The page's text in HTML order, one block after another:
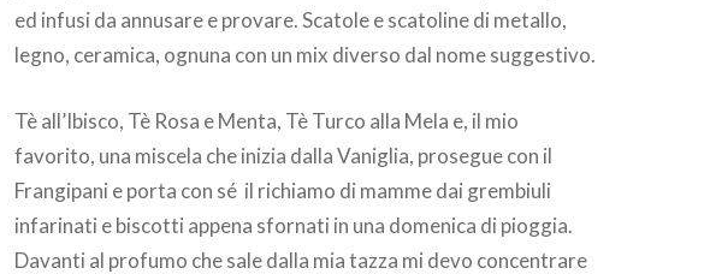
ed infusi da annusare e provare. Scatole e scatoline di metallo,
legno, ceramica, ognuna con un mix diverso dal nome suggestivo.
Tè all’Ibisco, Tè Rosa e Menta, Tè Turco alla Mela e, il mio
favorito, una miscela che inizia dalla Vaniglia, prosegue con il
Frangipani e porta con sé il richiamo di mamme dai grembiuli
infarinati e biscotti appena sfornati in una domenica di pioggia.
Davanti al profumo che sale dalla mia tazza mi devo concentrare